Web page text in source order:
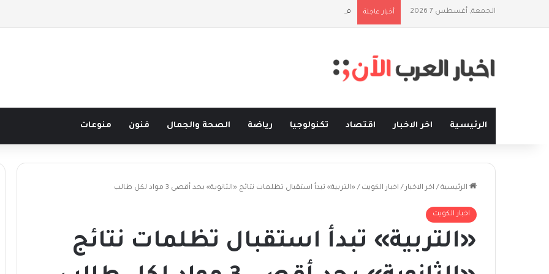
الجمعة, أغسطس 7 2026 أخبار عاجلة فلسفة الخيط والموج: نصف قرن في مدرسة البحر مع غسان المزيدي
الرئيسية اخر الاخبار اقتصاد تكنولوجيا رياضة الصحة والجمال فنون منوعات
الرئيسية / اخر الاخبار / اخبار الكويت / «التربية» تبدأ استقبال تظلمات نتائج «الثانوية» بحد أقصى 3 مواد لكل طالب
اخبار الكويت
«التربية» تبدأ استقبال تظلمات نتائج